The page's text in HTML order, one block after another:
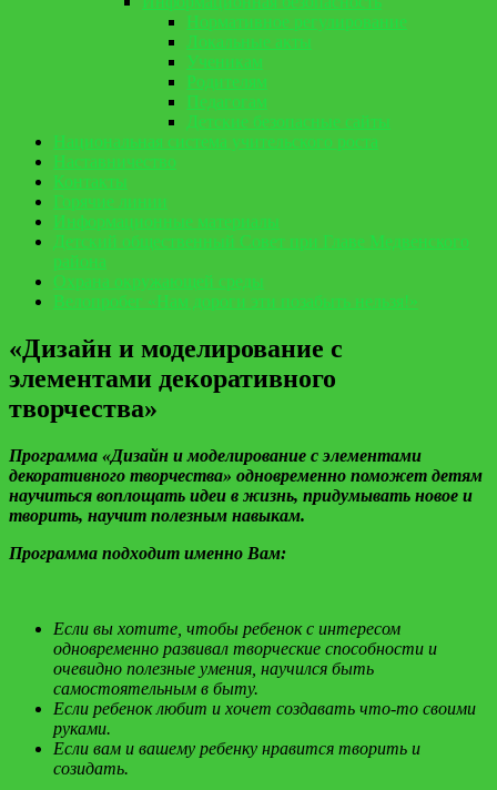
Нормативное регулирование
Локальные акты
Ученикам
Родителям
Педагогам
Детские безопасные сайты
Национальная система учительского роста
Наставничество
Контакты
Горячие линии
Информационные материалы
Детский общественный Совет при Главе Медвенского
района
Охрана окружающей среды
Велопробег «Нам дороги эти позабыть нельзя!»
«Дизайн и моделирование с
элементами декоративного
творчества»
Программа «Дизайн и моделирование с элементами
декоративного творчества» одновременно поможет детям
научиться воплощать идеи в жизнь, придумывать новое и
творить, научит полезным навыкам.
Программа подходит именно Вам:
Если вы хотите, чтобы ребенок с интересом
одновременно развивал творческие способности и
очевидно полезные умения, научился быть
самостоятельным в быту.
Если ребенок любит и хочет создавать что-то своими
руками.
Если вам и вашему ребенку нравится творить и
созидать.